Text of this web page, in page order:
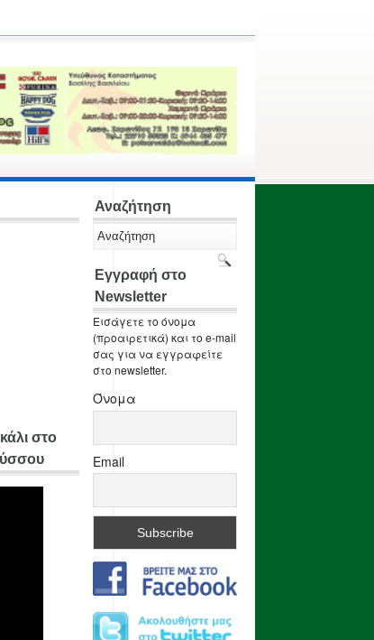
στο
Αναζήτηση
Εγγραφή στο
Newsletter
Εισάγετε το όνομα
(προαιρετικά) και το e-mail
σας για να εγγραφείτε
στο newsletter.
Όνομα
Email